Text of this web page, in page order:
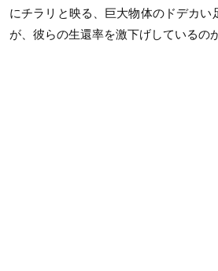
にチラリと映る、巨大物体のドデカい
が、彼らの生還率を激下げしているの